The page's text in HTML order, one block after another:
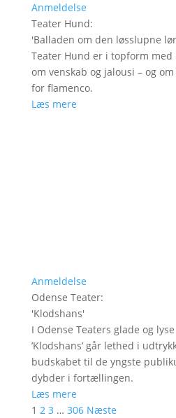
Anmeldelse
Teater Hund:
'Balladen om den løsslupne
Teater Hund er i topform
om venskab og jalousi – og
for flamenco.
Læs mere
Anmeldelse
Odense Teater:
'Klodshans'
I Odense Teaters glade og
’Klodshans’ går lethed i
budskabet til de yngste
dybder i fortællingen.
Læs mere
1 2 3 … 306 Næste